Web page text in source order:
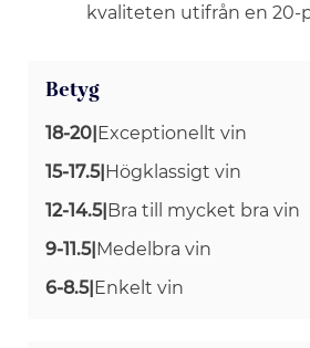
kvaliteten utifrån en 20-
Betyg
18-20|Exceptionellt vin
15-17.5|Högklassigt vin
12-14.5|Bra till mycket bra vin
9-11.5|Medelbra vin
6-8.5|Enkelt vin